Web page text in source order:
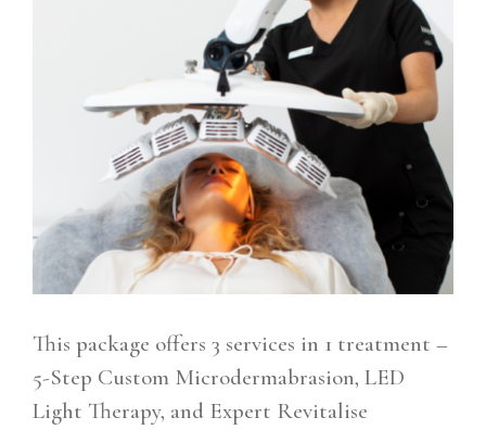
This package offers 3 services in 1 treatment –
5-Step Custom Microdermabrasion, LED
Light Therapy, and Expert Revitalise